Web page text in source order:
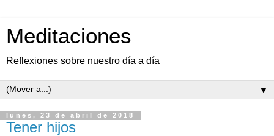
Meditaciones
Reflexiones sobre nuestro día a día
▼
lunes, 23 de abril de 2018
Tener hijos